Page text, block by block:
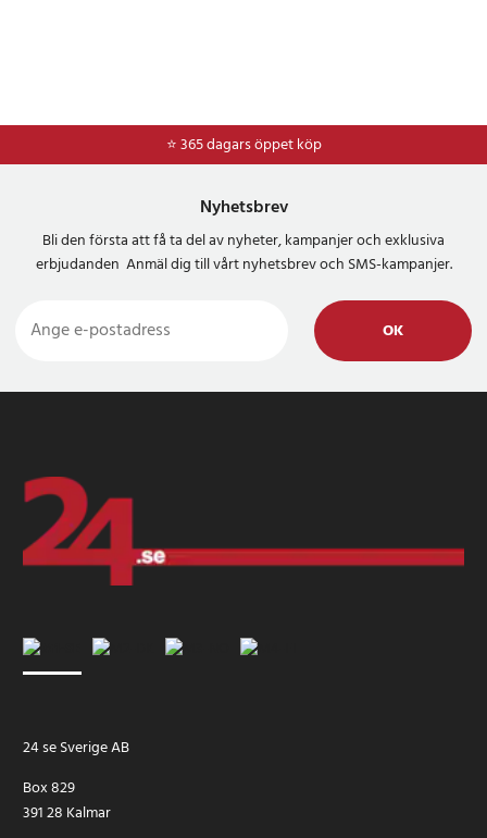
⭐ 365 dagars öppet köp
⭐Frakt 49kr *
Nyhetsbrev
Bli den första att få ta del av nyheter, kampanjer och exklusiva
erbjudanden Anmäl dig till vårt nyhetsbrev och SMS-kampanjer.
OK
24 se Sverige AB
Box 829
391 28 Kalmar